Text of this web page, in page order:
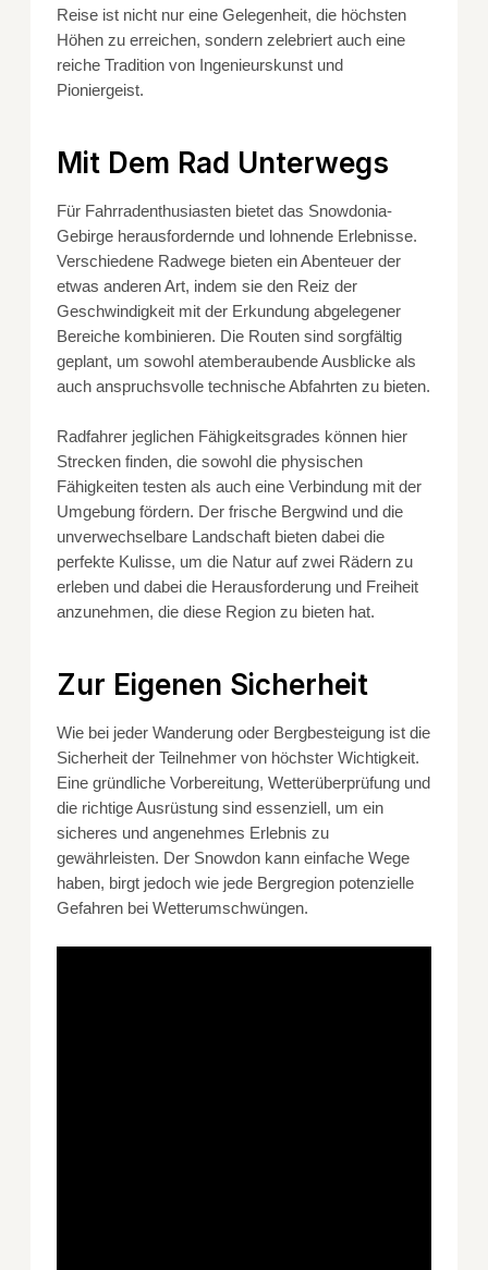
Reise ist nicht nur eine Gelegenheit, die höchsten
Höhen zu erreichen, sondern zelebriert auch eine
reiche Tradition von Ingenieurskunst und
Pioniergeist.
Mit Dem Rad Unterwegs
Für Fahrradenthusiasten bietet das Snowdonia-
Gebirge herausfordernde und lohnende Erlebnisse.
Verschiedene Radwege bieten ein Abenteuer der
etwas anderen Art, indem sie den Reiz der
Geschwindigkeit mit der Erkundung abgelegener
Bereiche kombinieren. Die Routen sind sorgfältig
geplant, um sowohl atemberaubende Ausblicke als
auch anspruchsvolle technische Abfahrten zu bieten.
Radfahrer jeglichen Fähigkeitsgrades können hier
Strecken finden, die sowohl die physischen
Fähigkeiten testen als auch eine Verbindung mit der
Umgebung fördern. Der frische Bergwind und die
unverwechselbare Landschaft bieten dabei die
perfekte Kulisse, um die Natur auf zwei Rädern zu
erleben und dabei die Herausforderung und Freiheit
anzunehmen, die diese Region zu bieten hat.
Zur Eigenen Sicherheit
Wie bei jeder Wanderung oder Bergbesteigung ist die
Sicherheit der Teilnehmer von höchster Wichtigkeit.
Eine gründliche Vorbereitung, Wetterüberprüfung und
die richtige Ausrüstung sind essenziell, um ein
sicheres und angenehmes Erlebnis zu
gewährleisten. Der Snowdon kann einfache Wege
haben, birgt jedoch wie jede Bergregion potenzielle
Gefahren bei Wetterumschwüngen.